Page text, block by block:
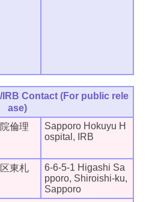
/IRB Contact (For public rele
ase)
倫理
Sapporo Hokuyu H
ospital, IRB
東札
6-6-5-1 Higashi Sa
pporo, Shiroishi-ku,
Sapporo